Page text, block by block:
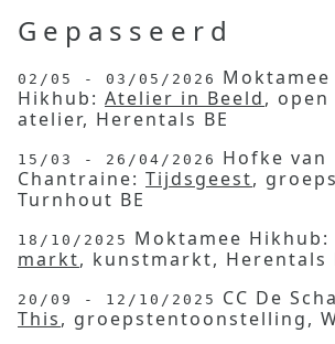
Gepasseerd
02/05 - 03/05/2026
Moktamee
Hikhub: Atelier in Beeld, open
atelier, Herentals BE
15/03 - 26/04/2026
Hofke van
Chantraine: Tijdsgeest,
Turnhout BE
18/10/2025 Moktamee Hikhub:
markt, kunstmarkt, Herentals
20/09 - 12/10/2025 CC De
This, groepstentoonstelling,